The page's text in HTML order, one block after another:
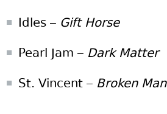
Idles – Gift Horse
Pearl Jam – Dark Matter
St. Vincent – Broken Man